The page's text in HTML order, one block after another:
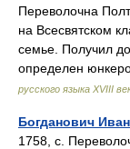
Переволочна
на Всесвятском
семье. Получил
определен
русского языка XVIII
Богданович
1758, с.